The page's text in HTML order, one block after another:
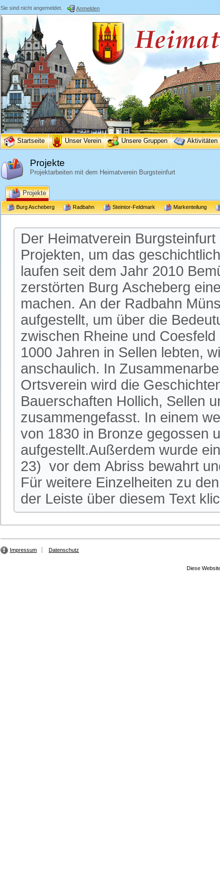
Sie sind nicht angemeldet. Anmelden
Startseite Unser Verein Unsere Gruppen Aktivitäten
Projekte
Projektarbeiten mit dem Heimatverein Burgsteinfurt
Projekte
Burg Ascheberg Radbahn Steintor-Feldmark Markenteilung
Der Heimatverein
Projekten, um das
laufen seit dem Jahr 2010
zerstörten Burg Ascheberg
machen. An der Radbahn
aufgestellt, um über die
zwischen Rheine und
1000 Jahren in Sellen lebten,
anschaulich. In
Ortsverein wird die
Bauerschaften Hollich, Sellen
zusammengefasst. In einem
von 1830 in Bronze gegossen
aufgestellt.Außerdem wurde
23) vor dem Abriss bewahrt
Für weitere Einzelheiten zu
der Leiste über diesem Text
Impressum Datenschutz
Diese